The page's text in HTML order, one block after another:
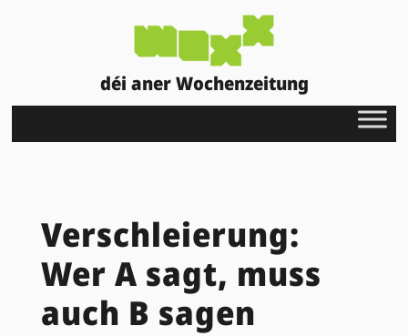
déi aner Wochenzeitung
Verschleierung:
Wer A sagt, muss
auch B sagen